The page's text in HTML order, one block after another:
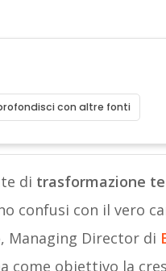
con altre fonti
di trasformazione
confusi con il vero
, Managing Director di
come obiettivo la